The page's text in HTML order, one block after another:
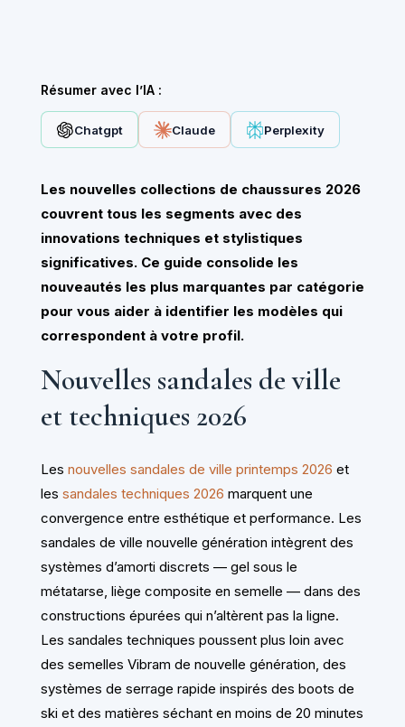
Résumer avec l’IA :
Chatgpt Claude Perplexity
Les nouvelles collections de chaussures 2026
couvrent tous les segments avec des
innovations techniques et stylistiques
significatives. Ce guide consolide les
nouveautés les plus marquantes par catégorie
pour vous aider à identifier les modèles qui
correspondent à votre profil.
Nouvelles sandales de ville
et techniques 2026
Les nouvelles sandales de ville printemps 2026 et
les sandales techniques 2026 marquent une
convergence entre esthétique et performance. Les
sandales de ville nouvelle génération intègrent des
systèmes d’amorti discrets — gel sous le
métatarse, liège composite en semelle — dans des
constructions épurées qui n’altèrent pas la ligne.
Les sandales techniques poussent plus loin avec
des semelles Vibram de nouvelle génération, des
systèmes de serrage rapide inspirés des boots de
ski et des matières séchant en moins de 20 minutes